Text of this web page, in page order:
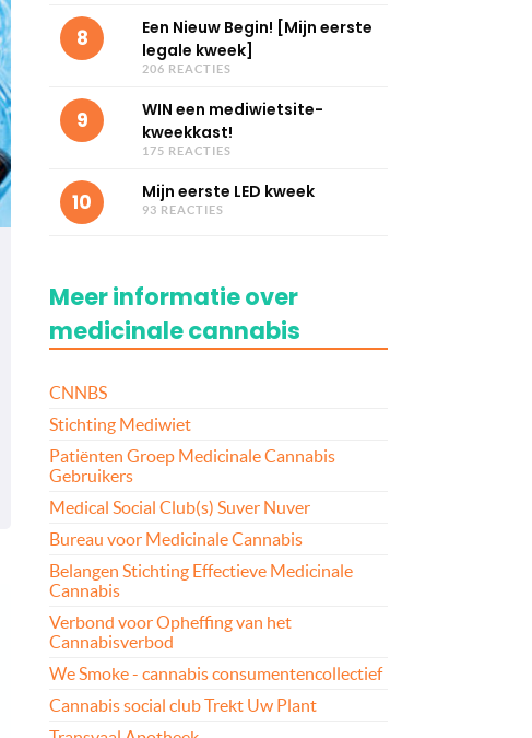
8
Een Nieuw Begin! [Mijn eerste
legale kweek]
206 REACTIES
9
WIN een mediwietsite-
kweekkast!
175 REACTIES
10 Mijn eerste LED kweek
93 REACTIES
Meer informatie over
medicinale cannabis
CNNBS
Stichting Mediwiet
Patiënten Groep Medicinale Cannabis
Gebruikers
Medical Social Club(s) Suver Nuver
Bureau voor Medicinale Cannabis
Belangen Stichting Effectieve Medicinale
Cannabis
Verbond voor Opheffing van het
Cannabisverbod
We Smoke - cannabis consumentencollectief
Cannabis social club Trekt Uw Plant